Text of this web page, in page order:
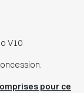
V10
pour ce